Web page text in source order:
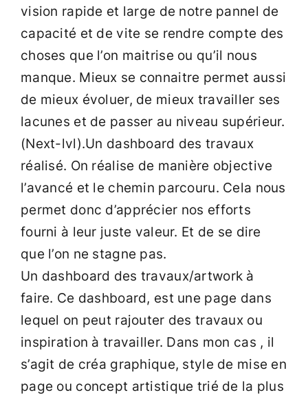
vision rapide et large de notre pannel de
capacité et de vite se rendre compte des
choses que l’on maitrise ou qu’il nous
manque. Mieux se connaitre permet aussi
de mieux évoluer, de mieux travailler ses
lacunes et de passer au niveau supérieur.
(Next-lvl).Un dashboard des travaux
réalisé. On réalise de manière objective
l’avancé et le chemin parcouru. Cela nous
permet donc d’apprécier nos efforts
fourni à leur juste valeur. Et de se dire
que l’on ne stagne pas.
Un dashboard des travaux/artwork à
faire. Ce dashboard, est une page dans
lequel on peut rajouter des travaux ou
inspiration à travailler. Dans mon cas , il
s’agit de créa graphique, style de mise en
page ou concept artistique trié de la plus